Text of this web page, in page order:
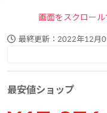
画面をスクロール
最終更新： 2022年12月
最安値ショップ